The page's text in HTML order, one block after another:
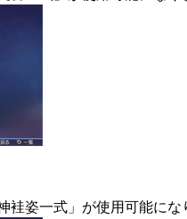
袿姿一式」が使用可能にな